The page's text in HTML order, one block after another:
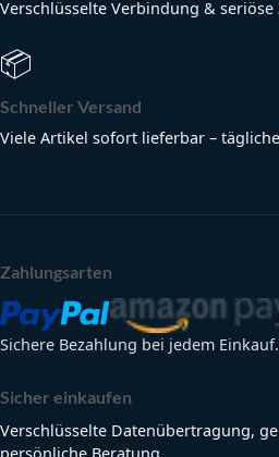
Verschlüsselte Verbindung & seriöse
📦
Schneller Versand
Viele Artikel sofort lieferbar –
Zahlungsarten
Sichere Bezahlung bei jedem Einkauf.
Sicher einkaufen
Verschlüsselte Datenübertragung,